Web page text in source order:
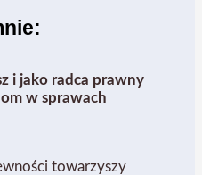
i jako radca prawny
w sprawach
towarzyszy